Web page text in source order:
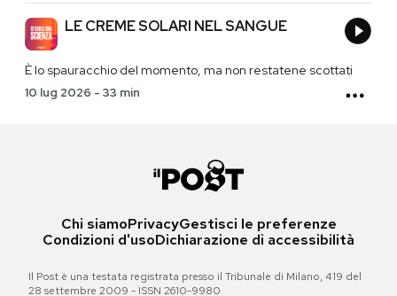
LE CREME SOLARI NEL SANGUE
È lo spauracchio del momento, ma non restatene scottati
10 lug 2026 - 33 min
Chi siamoPrivacyGestisci le preferenze
Condizioni d'usoDichiarazione di accessibilità
Il Post è una testata registrata presso il Tribunale di Milano, 419 del
28 settembre 2009 - ISSN 2610-9980